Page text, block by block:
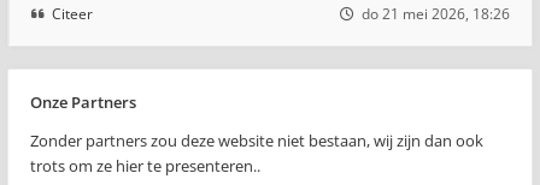
Citeer do 21 mei 2026, 18:26
Onze Partners
Zonder partners zou deze website niet bestaan, wij zijn dan ook
trots om ze hier te presenteren..